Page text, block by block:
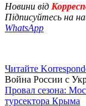
Новини від
Підписуйтесь на
WhatsApp
Читайте
Война России с
Провал сезона:
турсектора Крыма